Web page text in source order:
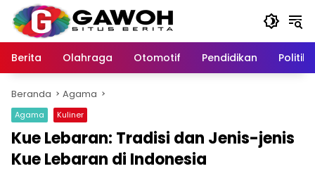
Langsung
konten
Berita
Olahraga Otomotif Pendidikan Politik
Beranda Agama
Agama Kuliner
Kue Lebaran: Tradisi dan Jenis-jenis
Kue Lebaran di Indonesia